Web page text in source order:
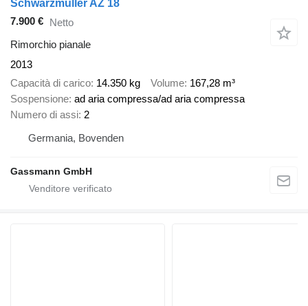
Schwarzmüller AZ 18
7.900 € Netto
Rimorchio pianale
2013
Capacità di carico 14.350 kg Volume 167,28 m³
Sospensione ad aria compressa/ad aria compressa
Numero di assi 2
Germania, Bovenden
Gassmann GmbH